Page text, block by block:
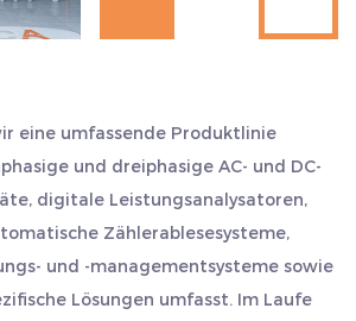
an dem Arbeitsstil „Aufrichtigkeit
Beharrlichkeit, Teamarbeit und
und Brillanz zu schaffen.
eine umfassende Produktlinie
und dreiphasige AC- und DC-
digitale Leistungsanalysatoren,
Zählerablesesysteme,
und -managementsysteme sowie
Lösungen umfasst. Im Laufe